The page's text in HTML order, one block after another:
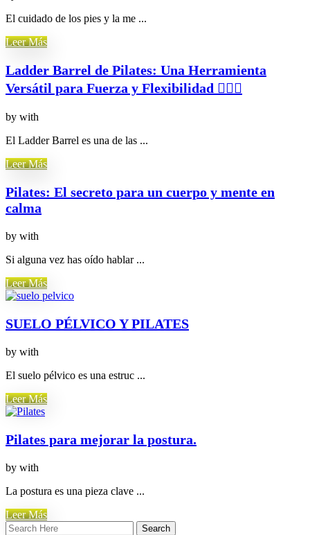
El cuidado de los pies y la me ...
Leer Más
Ladder Barrel de Pilates: Una Herramienta
Versátil para Fuerza y Flexibilidad 🏋️‍♀️✨
by with
El Ladder Barrel es una de las ...
Leer Más
Pilates: El secreto para un cuerpo y mente en
calma
by with
Si alguna vez has oído hablar ...
Leer Más
SUELO PÉLVICO Y PILATES
by with
El suelo pélvico es una estruc ...
Leer Más
Pilates para mejorar la postura.
by with
La postura es una pieza clave ...
Leer Más